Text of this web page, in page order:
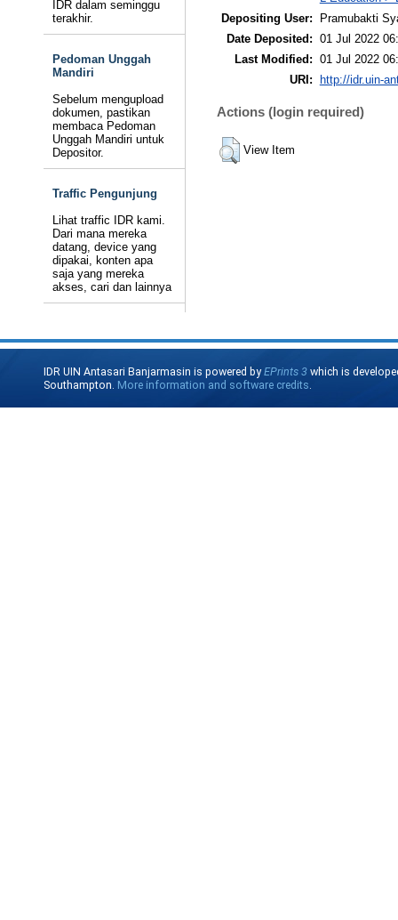
IDR dalam seminggu
terakhir.
Pedoman Unggah
Mandiri
Sebelum mengupload
dokumen, pastikan
membaca Pedoman
Unggah Mandiri untuk
Depositor.
Traffic Pengunjung
Lihat traffic IDR kami.
Dari mana mereka
datang, device yang
dipakai, konten apa
saja yang mereka
akses, cari dan lainnya
Depositing User:
Pramubakti
Date Deposited: 01 Jul 2022
Last Modified: 01 Jul 2022
URI:
http://idr.uin-
Actions (login required)
View Item
IDR UIN Antasari Banjarmasin is powered byEPrints 3 which is
Southampton. More information and software credits.